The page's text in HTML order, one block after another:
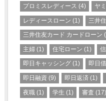
プロミスレディース (4) ヤ
レディースローン (1) 三井
三井住友カード カードローン
主婦 (1) 住宅ローン (1)
即日キャッシング (1) 即日
即日融資 (9) 即日返済 (1)
夜職 (1) 学生 (1) 審査 (17)